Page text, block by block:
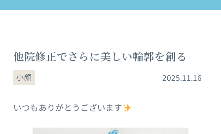
他院修正でさらに美しい輪郭を創る
小顔 2025.11.16
いつもありがとうございます